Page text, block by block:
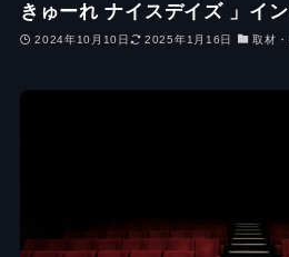
きゅーれ ナイスデイズ 」イ
2024年10月10日 2025年1月16日 取材